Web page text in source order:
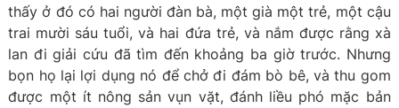
thấy ở đó có hai người đàn bà, một già một trẻ, một cậu
trai mười sáu tuổi, và hai đứa trẻ, và nắm được rằng xà
lan đi giải cứu đã tìm đến khoảng ba giờ trước. Nhưng
bọn họ lại lợi dụng nó để chở đi đám bò bê, và thu gom
được một ít nông sản vụn vặt, đánh liều phó mặc bản